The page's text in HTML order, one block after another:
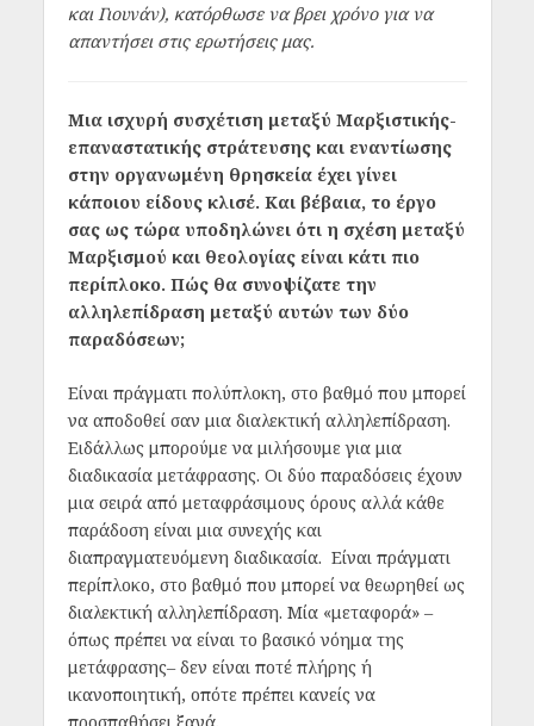
και Γιουνάν), κατόρθωσε να βρει χρόνο για να
απαντήσει στις ερωτήσεις μας.
Μια ισχυρή συσχέτιση μεταξύ Μαρξιστικής-
επαναστατικής στράτευσης και εναντίωσης
στην οργανωμένη θρησκεία έχει γίνει
κάποιου είδους κλισέ. Και βέβαια, το έργο
σας ως τώρα υποδηλώνει ότι η σχέση μεταξύ
Μαρξισμού και θεολογίας είναι κάτι πιο
περίπλοκο. Πώς θα συνοψίζατε την
αλληλεπίδραση μεταξύ αυτών των δύο
παραδόσεων;
Είναι πράγματι πολύπλοκη, στο βαθμό που μπορεί
να αποδοθεί σαν μια διαλεκτική αλληλεπίδραση.
Ειδάλλως μπορούμε να μιλήσουμε για μια
διαδικασία μετάφρασης. Οι δύο παραδόσεις έχουν
μια σειρά από μεταφράσιμους όρους αλλά κάθε
παράδοση είναι μια συνεχής και
διαπραγματευόμενη διαδικασία. Είναι πράγματι
περίπλοκο, στο βαθμό που μπορεί να θεωρηθεί ως
διαλεκτική αλληλεπίδραση. Μία «μεταφορά» –
όπως πρέπει να είναι το βασικό νόημα της
μετάφρασης– δεν είναι ποτέ πλήρης ή
ικανοποιητική, οπότε πρέπει κανείς να